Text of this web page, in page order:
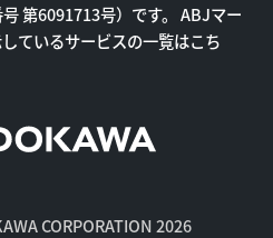
第6091713号）です。 ABJマー
ているサービスの一覧はこち
CORPORATION 2026